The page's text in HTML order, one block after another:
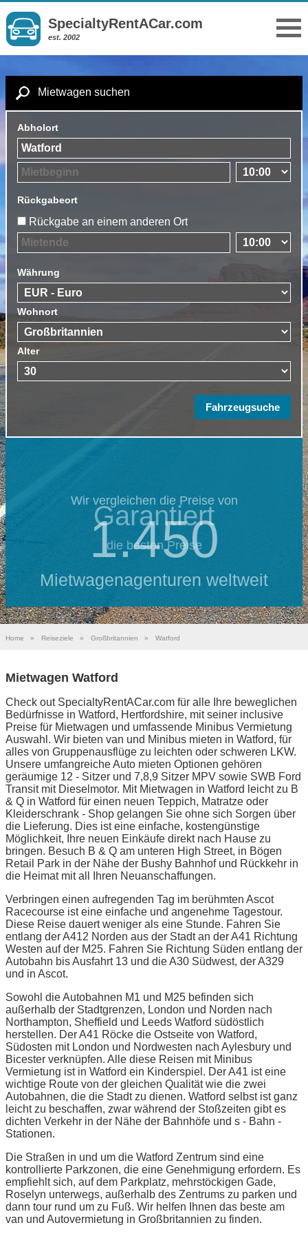
SpecialtyRentACar.com
est. 2002
Mietwagen suchen
Abholort
Rückgabeort
Rückgabe an einem anderen Ort
Währung
Wohnort
Alter
Wir vergleichen die Preise von
1.450
Mietwagenagenturen weltweit
Garantiert
die besten Preise
Home » Reiseziele » Großbritannien » Watford
Mietwagen Watford
Check out SpecialtyRentACar.com für alle Ihre beweglichen
Bedürfnisse in Watford, Hertfordshire, mit seiner inclusive
Preise für Mietwagen und umfassende Minibus Vermietung
Auswahl. Wir bieten van und Minibus mieten in Watford, für
alles von Gruppenausflüge zu leichten oder schweren LKW.
Unsere umfangreiche Auto mieten Optionen gehören
geräumige 12 - Sitzer und 7,8,9 Sitzer MPV sowie SWB Ford
Transit mit Dieselmotor. Mit Mietwagen in Watford leicht zu B
& Q in Watford für einen neuen Teppich, Matratze oder
Kleiderschrank - Shop gelangen Sie ohne sich Sorgen über
die Lieferung. Dies ist eine einfache, kostengünstige
Möglichkeit, Ihre neuen Einkäufe direkt nach Hause zu
bringen. Besuch B & Q am unteren High Street, in Bögen
Retail Park in der Nähe der Bushy Bahnhof und Rückkehr in
die Heimat mit all Ihren Neuanschaffungen.
Verbringen einen aufregenden Tag im berühmten Ascot
Racecourse ist eine einfache und angenehme Tagestour.
Diese Reise dauert weniger als eine Stunde. Fahren Sie
entlang der A412 Norden aus der Stadt an der A41 Richtung
Westen auf der M25. Fahren Sie Richtung Süden entlang der
Autobahn bis Ausfahrt 13 und die A30 Südwest, der A329
und in Ascot.
Sowohl die Autobahnen M1 und M25 befinden sich
außerhalb der Stadtgrenzen, London und Norden nach
Northampton, Sheffield und Leeds Watford südöstlich
herstellen. Der A41 Röcke die Ostseite von Watford,
Südosten mit London und Nordwesten nach Aylesbury und
Bicester verknüpfen. Alle diese Reisen mit Minibus
Vermietung ist in Watford ein Kinderspiel. Der A41 ist eine
wichtige Route von der gleichen Qualität wie die zwei
Autobahnen, die die Stadt zu dienen. Watford selbst ist ganz
leicht zu beschaffen, zwar während der Stoßzeiten gibt es
dichten Verkehr in der Nähe der Bahnhöfe und s - Bahn -
Stationen.
Die Straßen in und um die Watford Zentrum sind eine
kontrollierte Parkzonen, die eine Genehmigung erfordern. Es
empfiehlt sich, auf dem Parkplatz, mehrstöckigen Gade,
Roselyn unterwegs, außerhalb des Zentrums zu parken und
dann tour rund um zu Fuß. Wir helfen Ihnen das beste am
van und Autovermietung in Großbritannien zu finden.